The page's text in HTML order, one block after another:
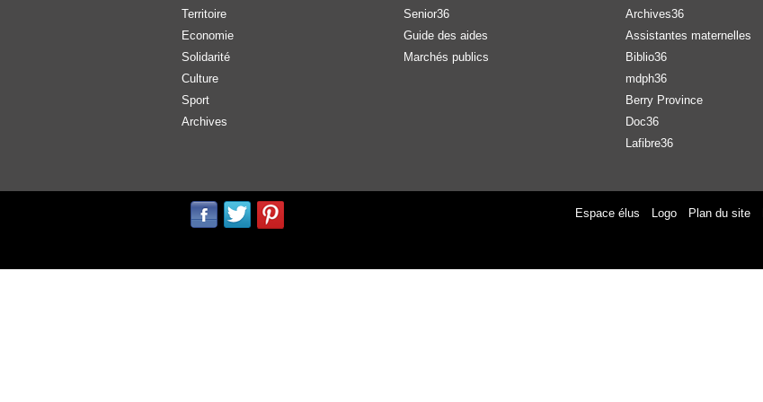
Territoire
Economie
Solidarité
Culture
Sport
Archives
Senior36
Guide des aides
Marchés publics
Archives36
Assistantes maternelles
Biblio36
mdph36
Berry Province
Doc36
Lafibre36
Espace élus Logo Plan du site